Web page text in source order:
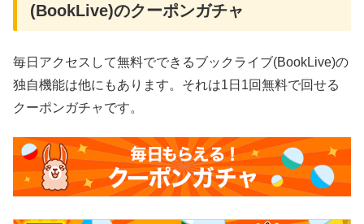
(BookLive)のクーポンガチャ
毎日アクセスして無料でできるブックライブ(BookLive)の
独自機能は他にもあります。それは1日1回無料で回せる
クーポンガチャです。